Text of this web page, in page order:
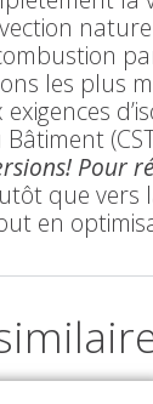
les plus
Pour
que vers
en